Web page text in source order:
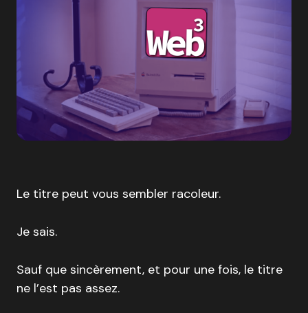
Le titre peut vous sembler racoleur.
Je sais.
Sauf que sincèrement, et pour une fois, le titre
ne l’est pas assez.